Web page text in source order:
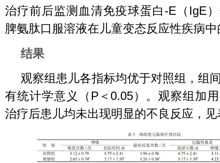
治疗前后监测血清免疫球蛋白-E（IgE
脾氨肽口服溶液在儿童变态反应性疾病
结果
观察组患儿各指标均优于对照组，组
有统计学意义（P＜0.05）。观察组加
治疗后患儿均未出现明显的不良反应，见